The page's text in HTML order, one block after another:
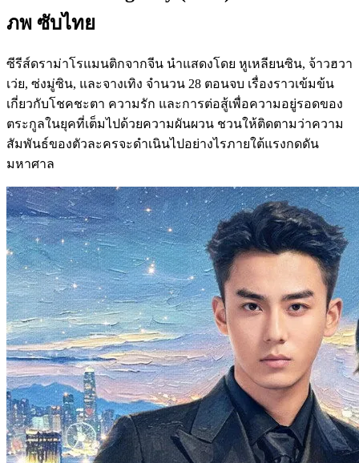
ภพ ซับไทย
ซีรีส์ดราม่าโรแมนติกจากจีน นำแสดงโดย หูเหลียนซิน, จ้าวฮวา
เว่ย, ซ่งมู่ซิน, และจางเทิง จำนวน 28 ตอนจบ เรื่องราวเข้มข้น
เกี่ยวกับโชคชะตา ความรัก และการต่อสู้เพื่อความอยู่รอดของ
ตระกูลในยุคที่เต็มไปด้วยความผันผวน ชวนให้ติดตามว่าความ
สัมพันธ์ของตัวละครจะดำเนินไปอย่างไรภายใต้แรงกดดัน
มหาศาล